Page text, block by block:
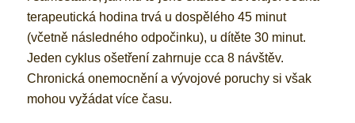
terapeutická hodina trvá u dospělého 45 minut
(včetně následného odpočinku), u dítěte 30 minut.
Jeden cyklus ošetření zahrnuje cca 8 návštěv.
Chronická onemocnění a vývojové poruchy si však
mohou vyžádat více času.